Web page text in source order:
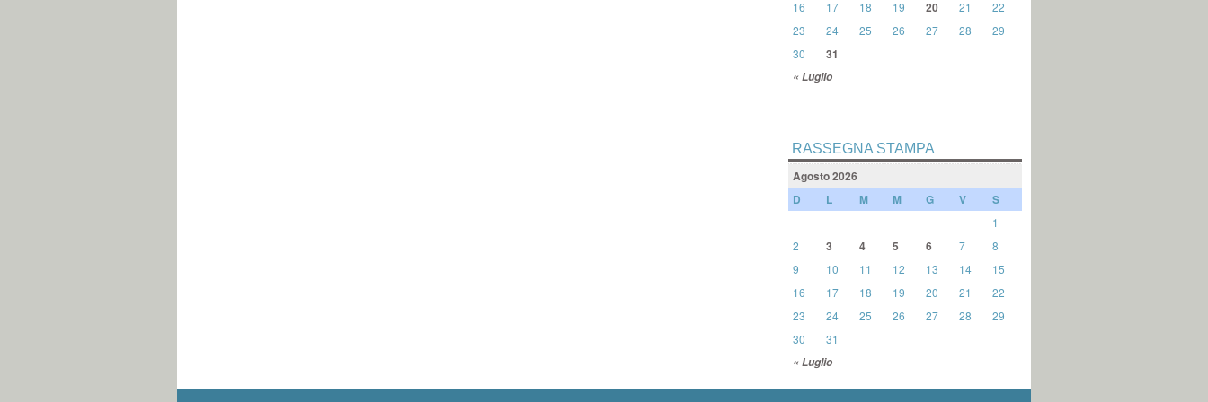
« Luglio
16
17 18 19 20 21
22
23
24 25 26 27 28
29
30
31
RASSEGNA STAMPA
Agosto 2026
D
L M M G V S
« Luglio
1
2
3 4 5 6 7
8
9
10 11 12 13 14
15
16
17 18 19 20 21
22
23
24 25 26 27 28
29
30
31